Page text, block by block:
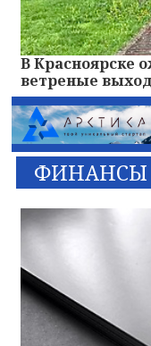
В Красноярске
ветреные
ФИНАНСЫ